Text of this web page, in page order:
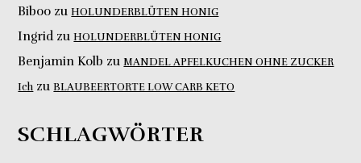
Biboo zuHOLUNDERBLÜTEN HONIG
IngridzuHOLUNDERBLÜTEN HONIG
Benjamin Kolb zuMANDEL APFELKUCHEN OHNE ZUCKER
Ich zuBLAUBEERTORTE LOW CARB KETO
SCHLAGWÖRTER